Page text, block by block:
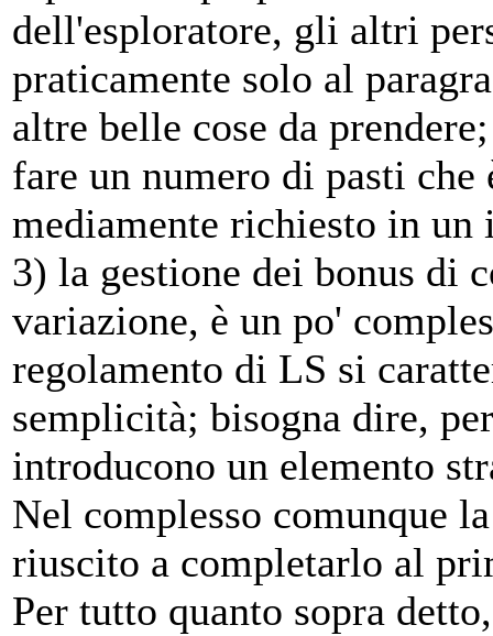
dell'esploratore, gli altri
praticamente solo al
altre belle cose da
fare un numero di pasti
mediamente richiesto in
3) la gestione dei bonus di
variazione, è un po'
regolamento di LS si
semplicità; bisogna dire,
introducono un elemento
Nel complesso comunque
riuscito a completarlo al
Per tutto quanto sopra